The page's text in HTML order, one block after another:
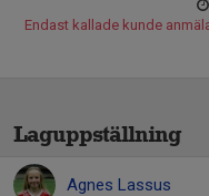
Endast kallade kunde
Laguppställning
Agnes Lassus